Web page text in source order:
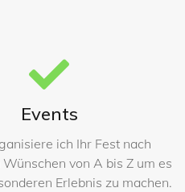
Events
ich Ihr Fest nach
von A bis Z um es
Erlebnis zu machen.